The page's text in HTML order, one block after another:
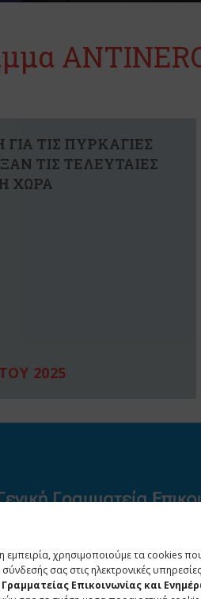
εμπειρία, χρησιμοποιούμε τα cookies
σας στις ηλεκτρονικές
Γραμματείας Επικοινωνίας και
ΤΙΣ ΠΥΡΚΑΓΙΕΣ
ΤΙΣ ΤΕΛΕΥΤΑΙΕΣ
ΧΩΡΑ
2025